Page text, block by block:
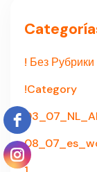
! Без Рубрики
!Category